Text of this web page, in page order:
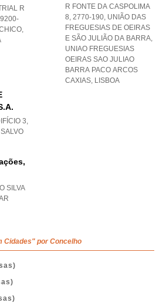
R
,
3,
SILVA
R FONTE DA CASPOLIMA
8, 2770-190, UNIÃO DAS
FREGUESIAS DE OEIRAS
E SÃO JULIÃO DA BARRA,
UNIAO FREGUESIAS
OEIRAS SAO JULIAO
BARRA PACO ARCOS
CAXIAS, LISBOA
Cidades" por Concelho